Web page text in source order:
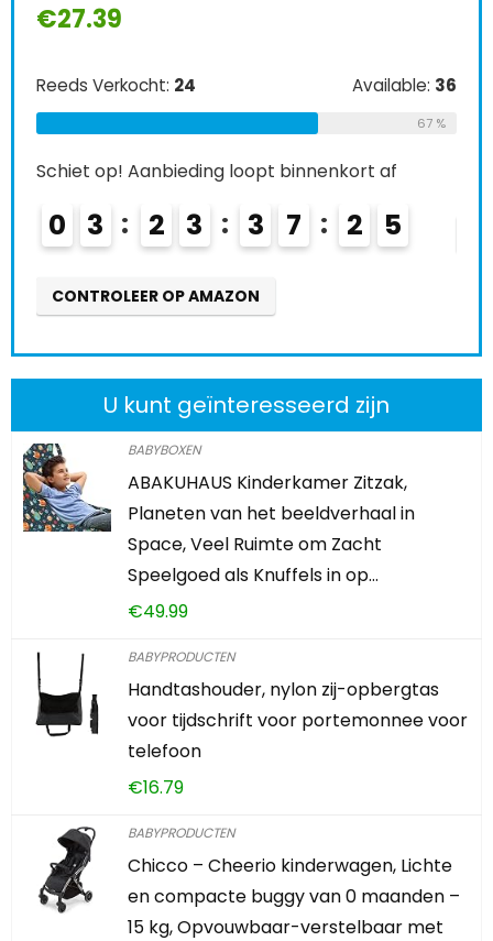
€27.39
Reeds Verkocht: 24 Available: 36
67 %
Schiet op! Aanbieding loopt binnenkort af
0 3 2 3 3 7 2 3
CONTROLEER OP AMAZON
U kunt geïnteresseerd zijn
BABYBOXEN
ABAKUHAUS Kinderkamer Zitzak,
Planeten van het beeldverhaal in
Space, Veel Ruimte om Zacht
Speelgoed als Knuffels in op…
€49.99
BABYPRODUCTEN
Handtashouder, nylon zij-opbergtas
voor tijdschrift voor portemonnee voor
telefoon
€16.79
BABYPRODUCTEN
Chicco – Cheerio kinderwagen, Lichte
en compacte buggy van 0 maanden –
15 kg, Opvouwbaar-verstelbaar met